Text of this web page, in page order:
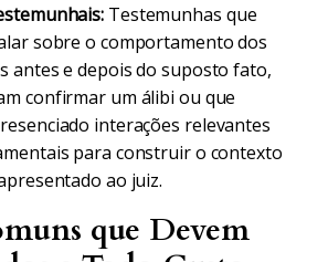
Testemunhas que
sobre o comportamento dos
antes e depois do suposto fato,
confirmar um álibi ou que
interações relevantes
para construir o contexto
ao juiz.
que Devem